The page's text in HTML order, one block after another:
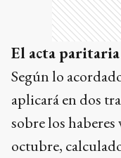
El acta paritaria
Según lo
aplicará en dos
sobre los
octubre,